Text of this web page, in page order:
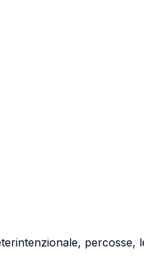
percosse,